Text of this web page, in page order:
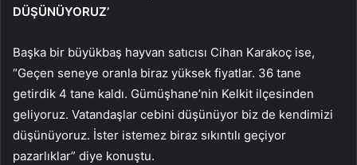
DÜŞÜNÜYORUZ’
Başka bir büyükbaş hayvan satıcısı Cihan Karakoç ise,
“Geçen seneye oranla biraz yüksek fiyatlar. 36 tane
getirdik 4 tane kaldı. Gümüşhane’nin Kelkit ilçesinden
geliyoruz. Vatandaşlar cebini düşünüyor biz de kendimizi
düşünüyoruz. İster istemez biraz sıkıntılı geçiyor
pazarlıklar” diye konuştu.